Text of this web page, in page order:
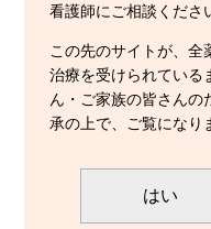
看護師にご相談くださ
この先のサイトが、全
治療を受けられている
ん・ご家族の皆さんの
承の上で、ご覧になり
はい